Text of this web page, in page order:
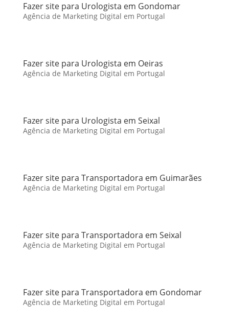
Fazer site para Urologista em Gondomar
Agência de Marketing Digital em Portugal
Fazer site para Urologista em Oeiras
Agência de Marketing Digital em Portugal
Fazer site para Urologista em Seixal
Agência de Marketing Digital em Portugal
Fazer site para Transportadora em Guimarães
Agência de Marketing Digital em Portugal
Fazer site para Transportadora em Seixal
Agência de Marketing Digital em Portugal
Fazer site para Transportadora em Gondomar
Agência de Marketing Digital em Portugal